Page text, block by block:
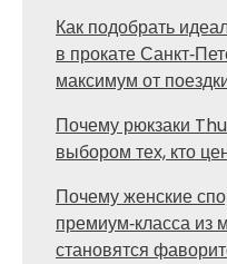
Как подобрать
в прокате
максимум от
Почему рюкзаки
выбором тех, кто
Почему женские
премиум‑класса из
становятся